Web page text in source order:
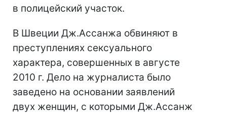
в полицейский участок.
В Швеции Дж.Ассанжа обвиняют в
преступлениях сексуального
характера, совершенных в августе
2010 г. Дело на журналиста было
заведено на основании заявлений
двух женщин, с которыми Дж.Ассанж